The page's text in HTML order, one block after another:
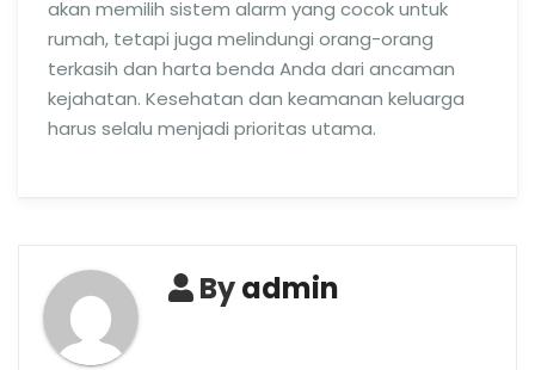
akan memilih sistem alarm yang cocok untuk
rumah, tetapi juga melindungi orang-orang
terkasih dan harta benda Anda dari ancaman
kejahatan. Kesehatan dan keamanan keluarga
harus selalu menjadi prioritas utama.
Byadmin